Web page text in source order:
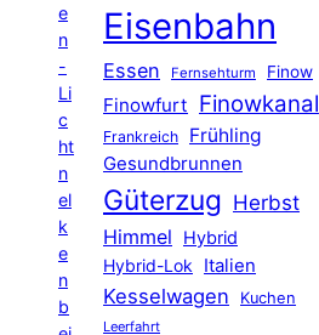
e
n
-
Li
c
ht
n
el
k
e
n
b
Eisenbahn
Essen Fernsehturm Finow
Finowfurt Finowkanal
Frankreich Frühling
Gesundbrunnen
Güterzug Herbst
Himmel
Hybrid
Hybrid-Lok Italien
Kesselwagen Kuchen
Leerfahrt